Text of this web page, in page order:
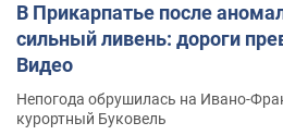
В Прикарпатье после
сильный ливень: дороги
Видео
Непогода обрушилась на Ивано-
курортный Буковель